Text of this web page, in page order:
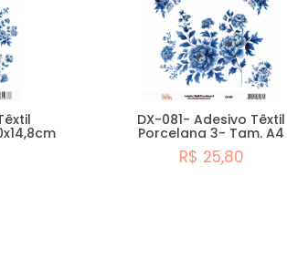
DX-081- Adesivo Têxtil
Porcelana 3- Tam. A4
R$ 25,80